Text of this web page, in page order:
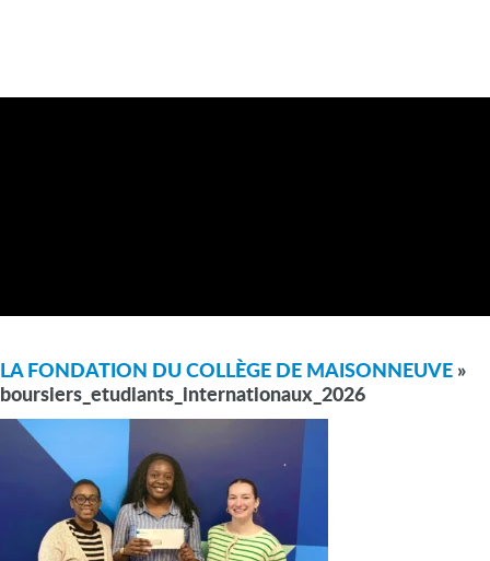
LA FONDATION DU COLLÈGE DE MAISONNEUVE »
boursiers_etudiants_internationaux_2026